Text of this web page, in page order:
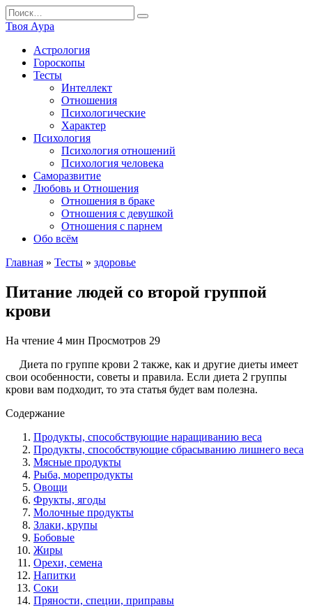
Перейти
к
содержанию
Search
for:
Твоя Аура
Астрология
Гороскопы
Тесты
Интеллект
Отношения
Психологические
Характер
Психология
Психология отношений
Психология человека
Саморазвитие
Любовь и Отношения
Отношения в браке
Отношения с девушкой
Отношения с парнем
Обо всём
Главная » Тесты » здоровье
Питание людей со второй группой
крови
На чтение 4 мин Просмотров 29
Диета по группе крови 2 также, как и другие диеты имеет
свои особенности, советы и правила. Если диета 2 группы
крови вам подходит, то эта статья будет вам полезна.
Содержание
Продукты, способствующие наращиванию веса
Продукты, способствующие сбрасыванию лишнего веса
Мясные продукты
Рыба, морепродукты
Овощи
Фрукты, ягоды
Молочные продукты
Злаки, крупы
Бобовые
Жиры
Орехи, семена
Напитки
Соки
Пряности, специи, приправы